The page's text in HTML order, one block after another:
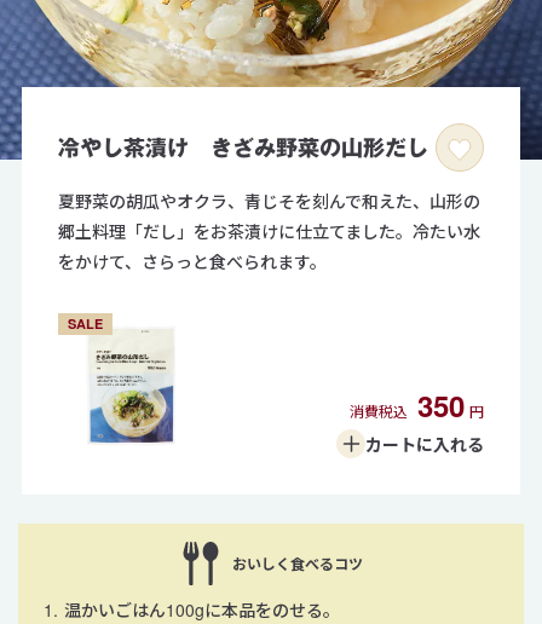
冷やし茶漬け きざみ野菜の山形だし
夏野菜の胡瓜やオクラ、青じそを刻んで和えた、山形の
郷土料理「だし」をお茶漬けに仕立てました。冷たい水
をかけて、さらっと食べられます。
SALE
消費税込 350 円
カートに入れる
おいしく食べるコツ
温かいごはん100gに本品をのせる。